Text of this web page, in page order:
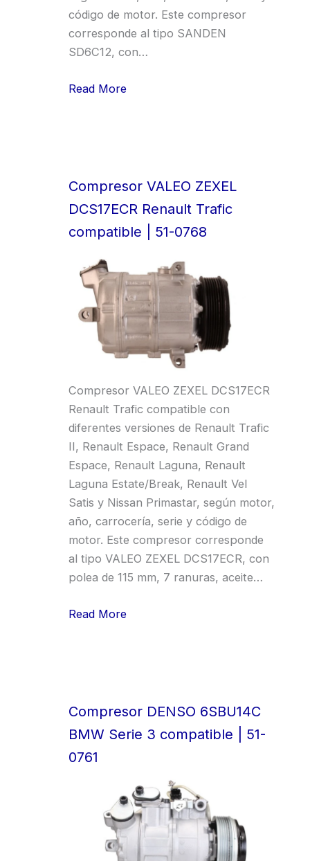
código de motor. Este compresor
corresponde al tipo SANDEN
SD6C12, con…
Read More
Compresor VALEO ZEXEL
DCS17ECR Renault Trafic
compatible | 51-0768
Compresor VALEO ZEXEL DCS17ECR
Renault Trafic compatible con
diferentes versiones de Renault Trafic
II, Renault Espace, Renault Grand
Espace, Renault Laguna, Renault
Laguna Estate/Break, Renault Vel
Satis y Nissan Primastar, según motor,
año, carrocería, serie y código de
motor. Este compresor corresponde
al tipo VALEO ZEXEL DCS17ECR, con
polea de 115 mm, 7 ranuras, aceite…
Read More
Compresor DENSO 6SBU14C
BMW Serie 3 compatible | 51-
0761